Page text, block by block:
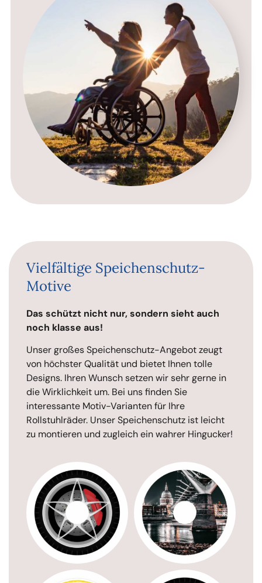
Vielfältige Speichenschutz-
Motive
Das schützt nicht nur, sondern sieht auch
noch klasse aus!
Unser großes Speichenschutz-Angebot zeugt
von höchster Qualität und bietet Ihnen tolle
Designs. Ihren Wunsch setzen wir sehr gerne in
die Wirklichkeit um. Bei uns finden Sie
interessante Motiv-Varianten für Ihre
Rollstuhlräder. Unser Speichenschutz ist leicht
zu montieren und zugleich ein wahrer Hingucker!